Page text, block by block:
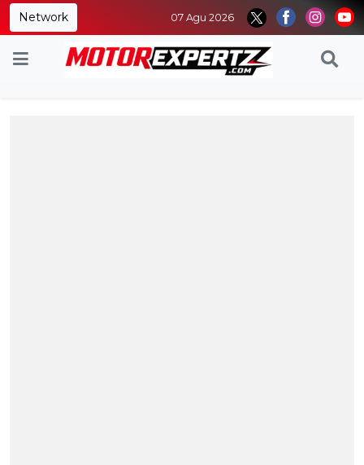
Network 07 Agu 2026